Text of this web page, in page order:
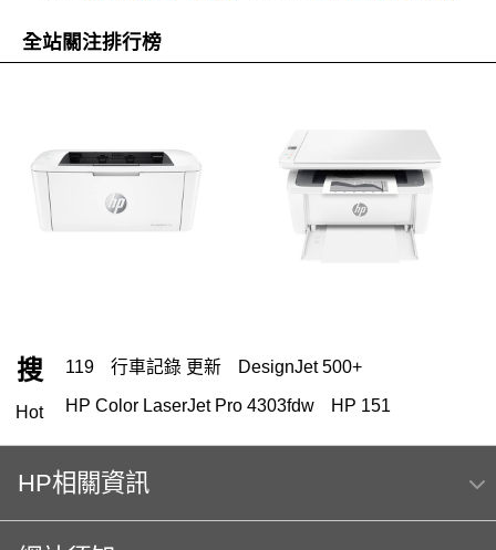
全站關注排行榜
搜
Hot
119 行車記錄 更新 DesignJet 500+
HP Color LaserJet Pro 4303fdw HP 151
HP Color Laser jet M856dn A3彩色雷射印表機
m254dw MFP E47528f Hp564
HP相關資訊